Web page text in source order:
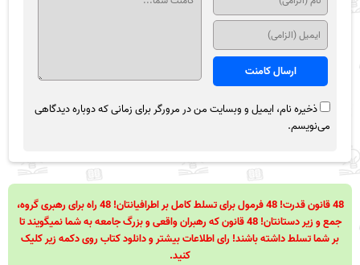
ذخیره نام، ایمیل و وبسایت من در مرورگر برای زمانی که دوباره دیدگاهی
می‌نویسم.
48 قانون قدرت! 48 فرمول برای تسلط کامل بر اطرافیانتان! 48 راه برای رهبری گروه،
جمع و زیر دستانتان! 48 قانون که رهبران واقعی و بزرگ جامعه به شما نمیگویند تا
بر شما تسلط داشته باشند! رای اطلاعات بیشتر و دانلود کتاب روی دکمه زیر کلیک
کنید.